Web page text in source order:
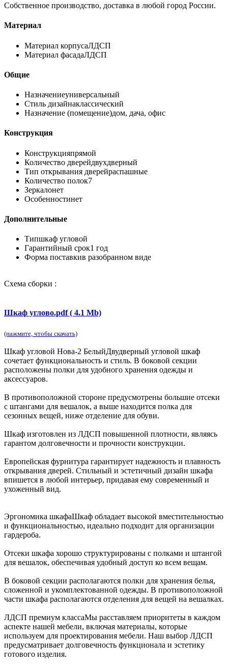
Собственное производство, доставка в любой город России.
Материал
Материал корпусаЛДСП
Материал фасадаЛДСП
Общие
Назначениеуниверсальный
Стиль дизайнаклассический
Назначение (помещение)дом, дача, офис
Конструкция
Конструкцияпрямой
Количество дверейдвухдверный
Тип открывания дверейраспашные
Количество полок7
Зеркалонет
Особенностинет
Дополнительные
Типшкаф угловой
Гарантийный срок1 год
Форма поставкив разобранном виде
Схема сборки :
Шкаф углово.pdf ( 4.1 Mb)
(нажмите, чтобы скачать)
Шкаф угловой Нова-2 БелыйДвудверный угловой шкаф
сочетает функциональность и стиль. В боковой секции
расположены полки для удобного хранения одежды и
аксессуаров.
В противоположной стороне предусмотрены большие отсеки
с штангами для вешалок, а выше находится полка для
сезонных вещей, ниже отделение для обуви.
Шкаф изготовлен из ЛДСП повышенной плотности, являясь
гарантом долговечности и прочности конструкции.
Европейская фурнитура гарантирует надежность и плавность
открывания дверей. Стильный и эстетичный дизайн шкафа
впишется в любой интерьер, придавая ему современный и
ухоженный вид.
Эргономика шкафаШкаф обладает высокой вместительностью
и функциональностью, идеально подходит для организации
гардероба.
Отсеки шкафа хорошо структурированы с полками и штангой
для вешалок, обеспечивая удобный доступ ко всем вещам.
В боковой секции располагаются полки для хранения белья,
сложенной и укомплектованной одежды. В противоположной
части шкафа располагаются отделения для вещей на вешалках.
ЛДСП премиум классаМы расставляем приоритеты в каждом
аспекте нашей мебели, включая материалы, которые
используем для проектирования мебели. Наш выбор ЛДСП
предусматривает долговечность функционала и эстетику
готового изделия.